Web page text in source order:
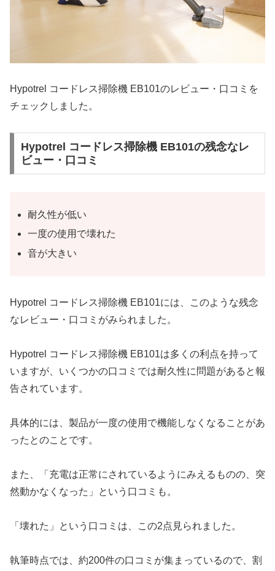
Hypotrel コードレス掃除機 EB101のレビュー・口コミを
チェックしました。
Hypotrel コードレス掃除機 EB101の残念なレ
ビュー・口コミ
耐久性が低い
一度の使用で壊れた
音が大きい
Hypotrel コードレス掃除機 EB101には、このような残念
なレビュー・口コミがみられました。
Hypotrel コードレス掃除機 EB101は多くの利点を持って
いますが、いくつかの口コミでは耐久性に問題があると報
告されています。
具体的には、製品が一度の使用で機能しなくなることがあ
ったとのことです。
また、「充電は正常にされているようにみえるものの、突
然動かなくなった」という口コミも。
「壊れた」という口コミは、この2点見られました。
執筆時点では、約200件の口コミが集まっているので、割